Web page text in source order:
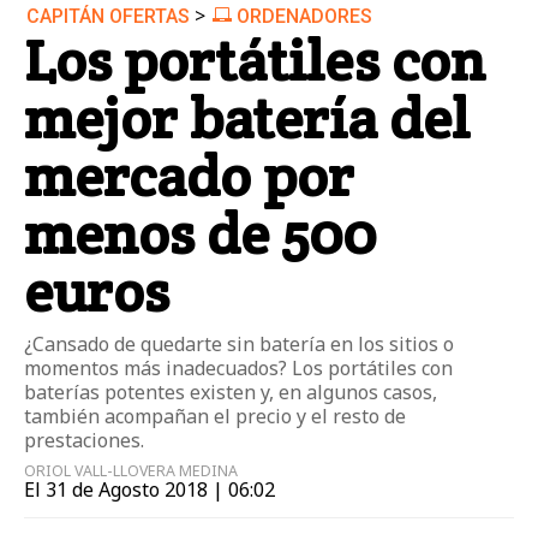
CAPITÁN OFERTAS > ORDENADORES
Los portátiles con
mejor batería del
mercado por
menos de 500
euros
¿Cansado de quedarte sin batería en los sitios o
momentos más inadecuados? Los portátiles con
baterías potentes existen y, en algunos casos,
también acompañan el precio y el resto de
prestaciones.
ORIOL VALL-LLOVERA MEDINA
El 31 de Agosto 2018 | 06:02